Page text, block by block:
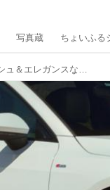
写真蔵 ちょいふる
アウディA7スポーツバック。スタイリッシュ＆エレガンスな1台がフルモデルチェンジ【海外試乗】